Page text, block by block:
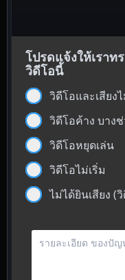
โปรดแจ้งให้เราท
วิดีโอนี้
วิดีโอและเสียง
วิดีโอค้าง บางช่
วิดีโอหยุดเล่น
วิดีโอไม่เริ่ม
ไม่ได้ยินเสียง (